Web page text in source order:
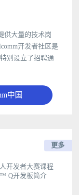
供大量的技术岗
开发者社区是
别设立了招聘通
中国
更多
开发者大赛课程
Q开发板简介